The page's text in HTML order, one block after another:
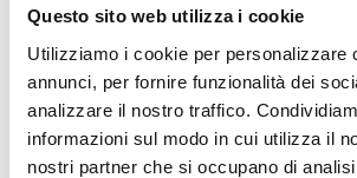
Questo sito web utilizza i cookie
Utilizziamo i cookie per personalizzare
annunci, per fornire funzionalità dei
analizzare il nostro traffico.
informazioni sul modo in cui utilizza il
nostri partner che si occupano di